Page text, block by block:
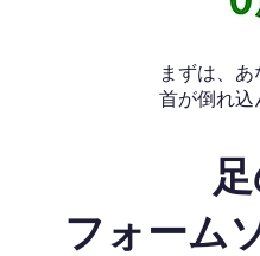
まずは、
首が倒れ
フォーム